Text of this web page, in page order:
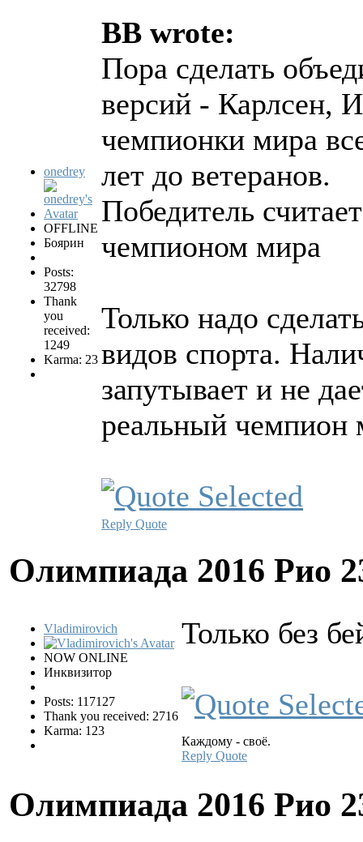
onedrey
OFFLINE
Боярин
Posts:
32798
Thank
you
received:
1249
Karma: 23
BB wrote:
Пора сделать
версий - Карлсен,
чемпионки мира
лет до ветеранов.
Победитель
чемпионом мира
Только надо
видов спорта.
запутывает и не
реальный чемпион
Reply Quote
Олимпиада 2016 Рио
Vladimirovich
NOW ONLINE
Инквизитор
Posts: 117127
Thank you received: 2716
Karma: 123
Только без
Каждому - своё.
Reply Quote
Олимпиада 2016 Рио